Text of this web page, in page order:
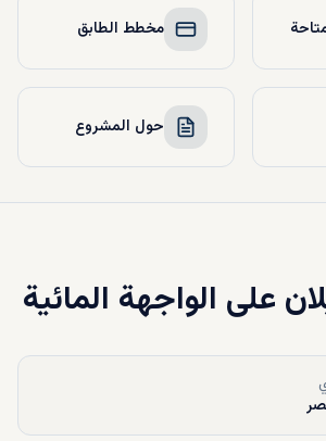
مخطط الطابق
حول المشروع
على الواجهة المائية